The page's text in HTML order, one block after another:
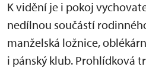
K vidění je i pokoj
nedílnou součástí
manželská ložnice,
i pánský klub. Prohlídková